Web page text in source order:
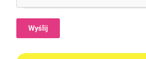
Wyślij